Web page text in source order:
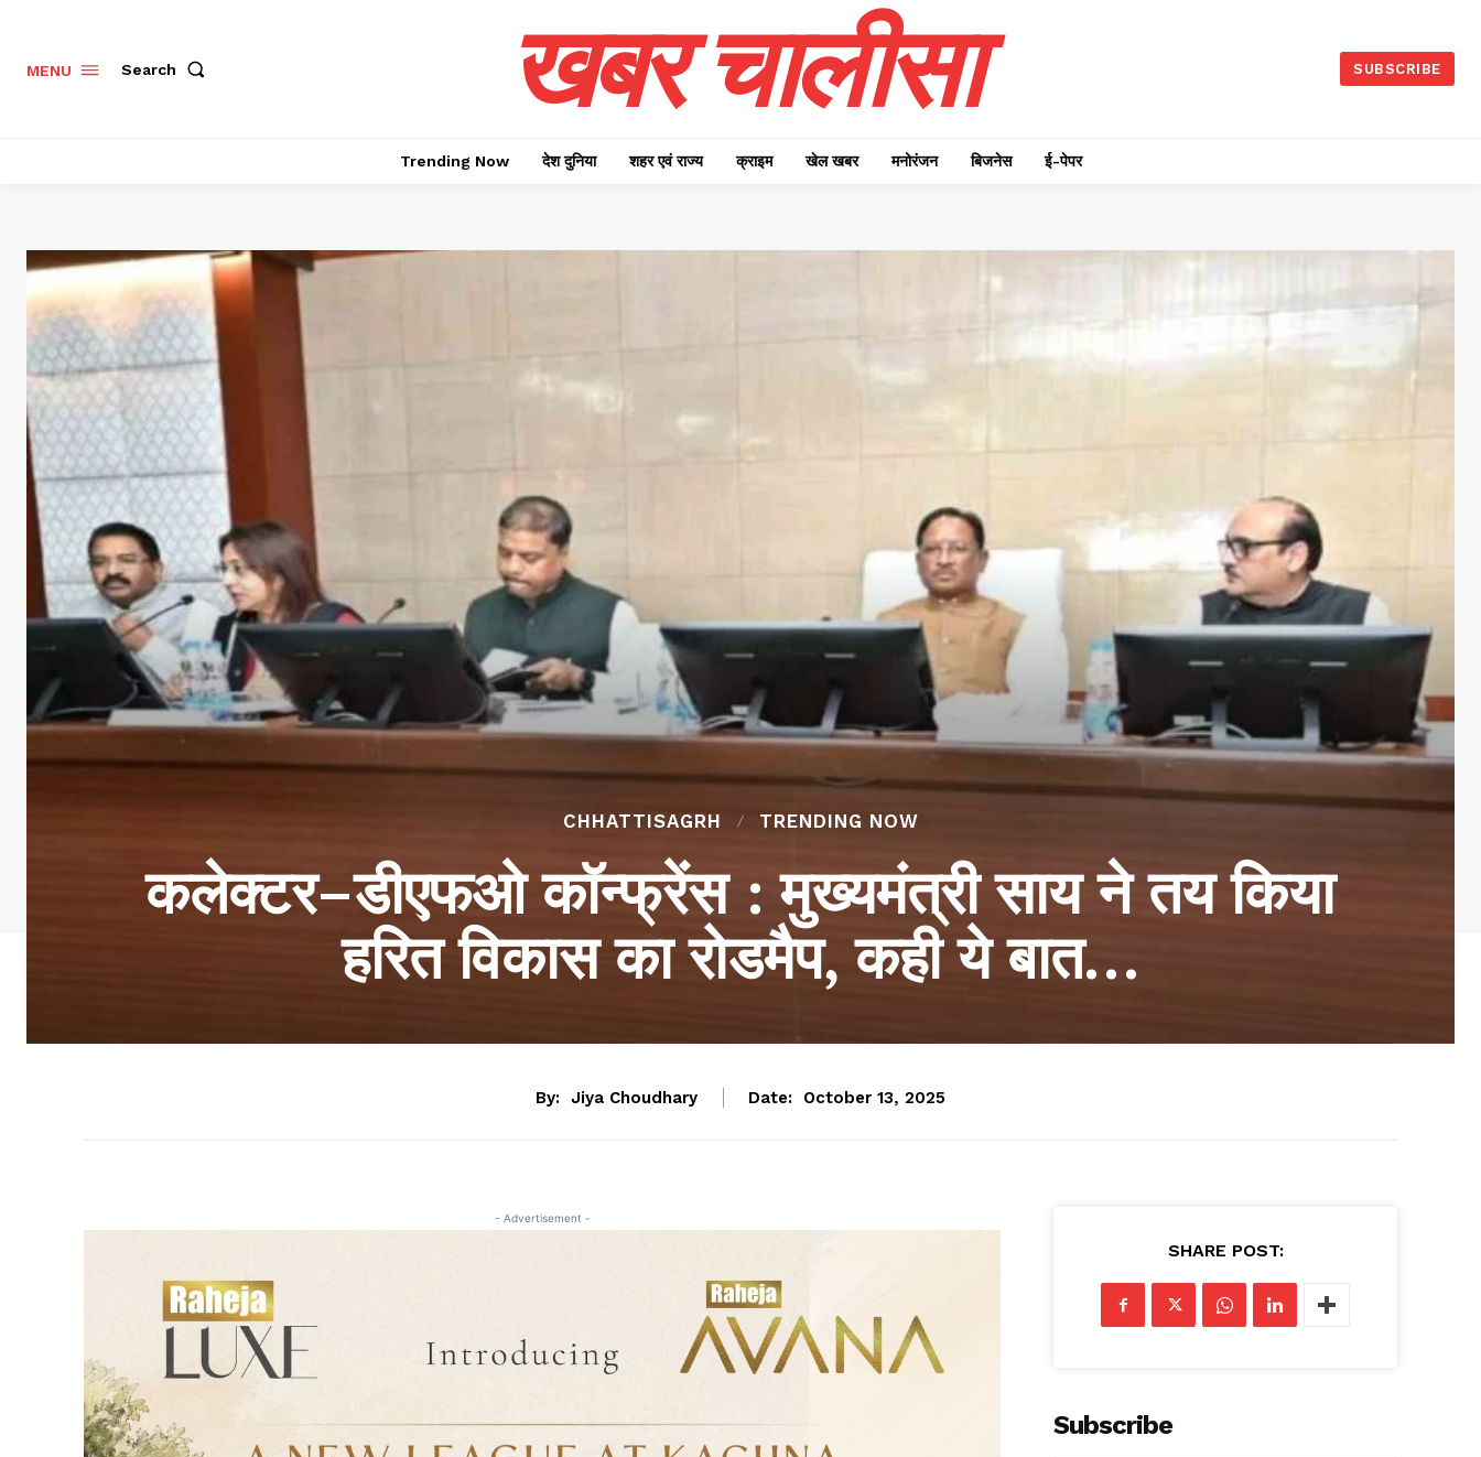
MENU Search खबर चालीसा SUBSCRIBE
Trending Now देश दुनिया शहर एवं राज्य क्राइम खेल खबर मनोरंजन बिजनेस ई-पेपर
CHHATTISAGRH TRENDING NOW
कलेक्टर–डीएफओ कॉन्फ्रेंस : मुख्यमंत्री साय ने तय किया
हरित विकास का रोडमैप, कही ये बात…
By: Jiya Choudhary Date: October 13, 2025
- Advertisement -
SHARE POST:
Subscribe